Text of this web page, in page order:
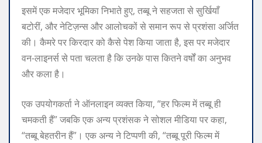
इसमें एक मजेदार भूमिका निभाते हुए, तब्बू ने सहजता से सुर्खियाँ
बटोरीं, और नेटिज़न्स और आलोचकों से समान रूप से प्रशंसा अर्जित
की। कैमरे पर किरदार को कैसे पेश किया जाता है, इस पर मजेदार
वन-लाइनर्स से पता चलता है कि उनके पास कितने वर्षों का अनुभव
और कला है।
एक उपयोगकर्ता ने ऑनलाइन व्यक्त किया, “हर फिल्म में तब्बू ही
चमकती हैं” जबकि एक अन्य प्रशंसक ने सोशल मीडिया पर कहा,
“तब्बू बेहतरीन हैं”। एक अन्य ने टिप्पणी की, “तब्बू पूरी फिल्म में